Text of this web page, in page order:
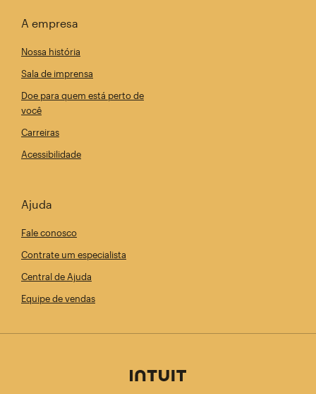
A empresa
Nossa história
Sala de imprensa
Doe para quem está perto de
você
Carreiras
Acessibilidade
Ajuda
Fale conosco
Contrate um especialista
Central de Ajuda
Equipe de vendas